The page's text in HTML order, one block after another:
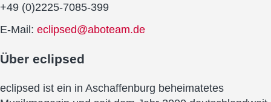
+49 (0)2225-7085-399
E-Mail: eclipsed@aboteam.de
Über eclipsed
eclipsed ist ein in Aschaffenburg beheimatetes